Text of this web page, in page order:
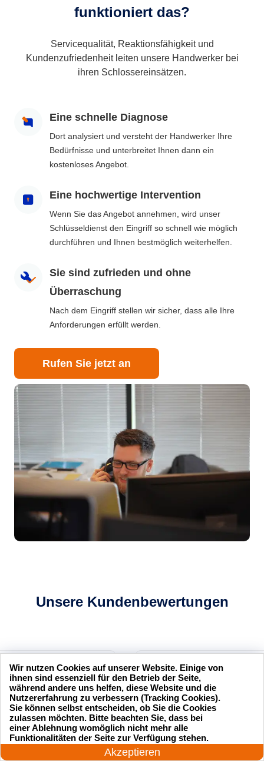
funktioniert das?
Servicequalität, Reaktionsfähigkeit und
Kundenzufriedenheit leiten unsere Handwerker bei
ihren Schlossereinsätzen.
Eine schnelle Diagnose
Dort analysiert und versteht der Handwerker Ihre
Bedürfnisse und unterbreitet Ihnen dann ein
kostenloses Angebot.
Eine hochwertige Intervention
Wenn Sie das Angebot annehmen, wird unser
Schlüsseldienst den Eingriff so schnell wie möglich
durchführen und Ihnen bestmöglich weiterhelfen.
Sie sind zufrieden und ohne
Überraschung
Nach dem Eingriff stellen wir sicher, dass alle Ihre
Anforderungen erfüllt werden.
Rufen Sie jetzt an
Unsere Kundenbewertungen
Service
und professionell.
zufrieden mit ihrer
Ich hatte mich ausgesperrt und
der Schlüsseldienst Service
hat mir innerhalb von 15
Minuten geholfen. Sehr
zuverlässig!
24 Stunden am Tag
Akzeptieren
Wir nutzen Cookies auf unserer Website. Einige von
ihnen sind essenziell für den Betrieb der Seite,
während andere uns helfen, diese Website und die
Nutzererfahrung zu verbessern (Tracking Cookies).
Sie können selbst entscheiden, ob Sie die Cookies
zulassen möchten. Bitte beachten Sie, dass bei
einer Ablehnung womöglich nicht mehr alle
Funktionalitäten der Seite zur Verfügung stehen.